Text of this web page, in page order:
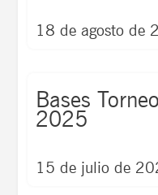
18 de agosto de
Bases
2025
15 de julio de